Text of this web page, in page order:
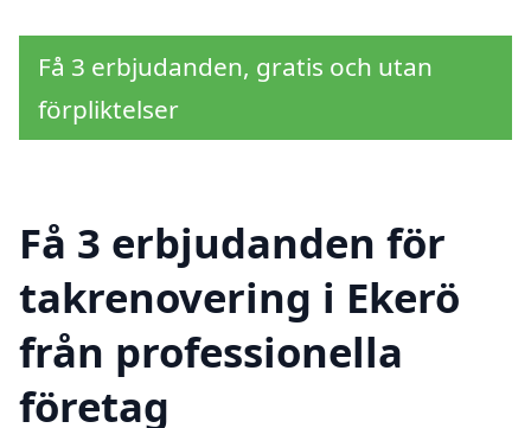
Få 3 erbjudanden, gratis och utan
förpliktelser
Få 3 erbjudanden för
takrenovering i Ekerö
från professionella
företag